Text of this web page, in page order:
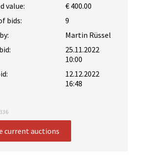
value:
€ 400.00
bids:
9
Martin Rüssel
25.11.2022
10:00
12.12.2022
16:48
current auctions